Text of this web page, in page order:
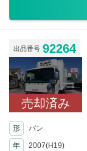
出品番号 92264
売却済み
形 バン
年
2007(H19)